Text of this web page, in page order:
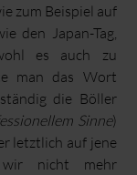
zum Beispiel auf
den Japan-Tag,
es auch zu
man das Wort
die Böller
Sinne)
letztlich auf jene
wir nicht mehr